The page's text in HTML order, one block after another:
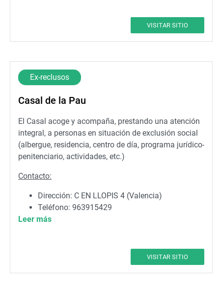
VISITAR SITIO
Ex-reclusos
Casal de la Pau
El Casal acoge y acompaña, prestando una atención
integral, a personas en situación de exclusión social
(albergue, residencia, centro de día, programa jurídico-
penitenciario, actividades, etc.)
Contacto:
Dirección: C EN LLOPIS 4 (Valencia)
Teléfono: 963915429
Correo electrónico:
Leer más
VISITAR SITIO